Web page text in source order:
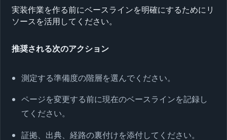
実装作業を作る前にベースラインを明確にするためにリ
ソースを活用してください。
推奨される次のアクション
測定する準備度の階層を選んでください。
ページを変更する前に現在のベースラインを記録し
てください。
証拠、出典、経路の裏付けを添付してください。